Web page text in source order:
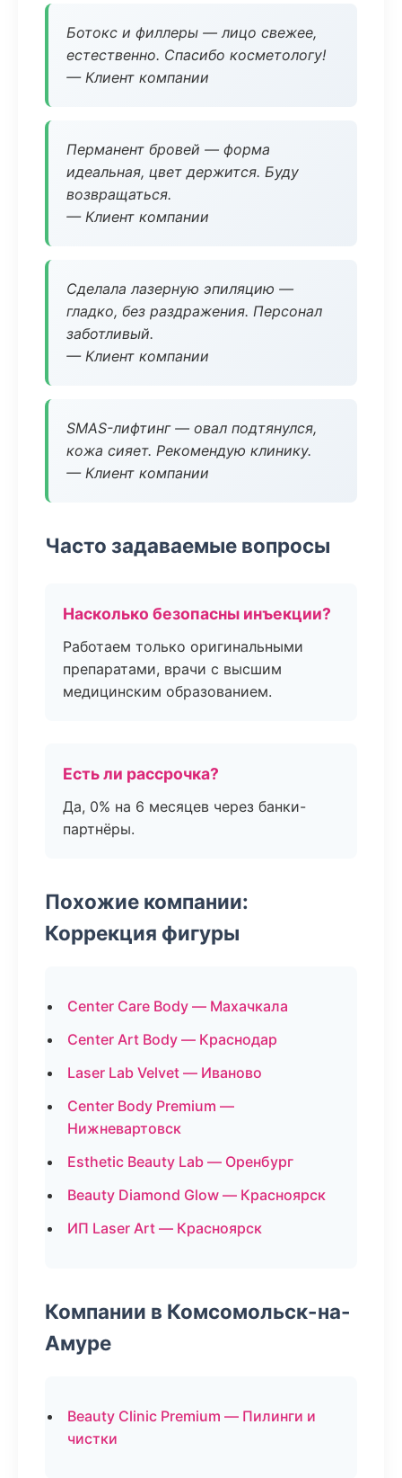
Ботокс и филлеры — лицо свежее,
естественно. Спасибо косметологу!
— Клиент компании
Перманент бровей — форма
идеальная, цвет держится. Буду
возвращаться.
— Клиент компании
Сделала лазерную эпиляцию —
гладко, без раздражения. Персонал
заботливый.
— Клиент компании
SMAS-лифтинг — овал подтянулся,
кожа сияет. Рекомендую клинику.
— Клиент компании
Часто задаваемые вопросы
Насколько безопасны инъекции?
Работаем только оригинальными
препаратами, врачи с высшим
медицинским образованием.
Есть ли рассрочка?
Да, 0% на 6 месяцев через банки-
партнёры.
Похожие компании:
Коррекция фигуры
Center Care Body — Махачкала
Center Art Body — Краснодар
Laser Lab Velvet — Иваново
Center Body Premium —
Нижневартовск
Esthetic Beauty Lab — Оренбург
Beauty Diamond Glow — Красноярск
ИП Laser Art — Красноярск
Компании в Комсомольск-на-
Амуре
Beauty Clinic Premium — Пилинги и
чистки